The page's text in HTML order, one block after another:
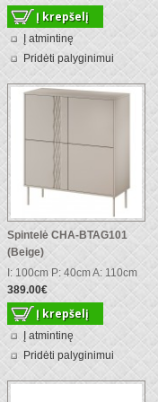
Į atmintinę
Pridėti palyginimui
Spintelė CHA-BTAG101
(Beige)
I: 100cm P: 40cm A: 110cm
389.00€
Į atmintinę
Pridėti palyginimui